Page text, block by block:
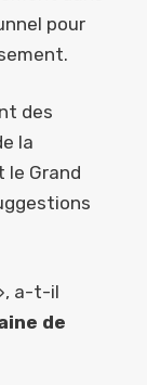
pour
des
la
le Grand
a-t-il
de